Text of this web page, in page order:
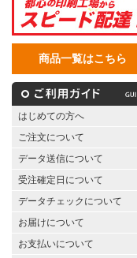
商品一覧はこちら
はじめての方へ
ご注文について
データ送信について
受注確定日について
データチェックについて
お届けについて
お支払いについて